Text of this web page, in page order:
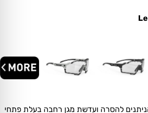
להסרה ועדשת מגן רחבה בעלת פתחי